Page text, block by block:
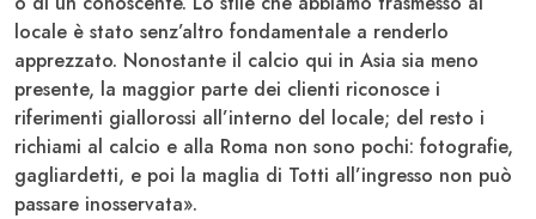
locale è stato senz’altro fondamentale a renderlo
apprezzato. Nonostante il calcio qui in Asia sia meno
presente, la maggior parte dei clienti riconosce i
riferimenti giallorossi all’interno del locale; del resto i
richiami al calcio e alla Roma non sono pochi: fotografie,
gagliardetti, e poi la maglia di Totti all’ingresso non può
passare inosservata».